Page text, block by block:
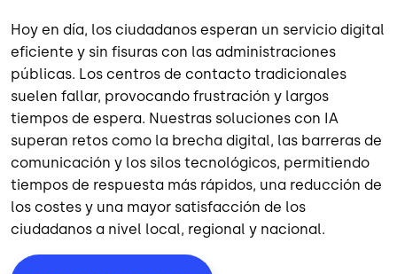
Hoy en día, los ciudadanos esperan un servicio digital
eficiente y sin fisuras con las administraciones
públicas. Los centros de contacto tradicionales
suelen fallar, provocando frustración y largos
tiempos de espera. Nuestras soluciones con IA
superan retos como la brecha digital, las barreras de
comunicación y los silos tecnológicos, permitiendo
tiempos de respuesta más rápidos, una reducción de
los costes y una mayor satisfacción de los
ciudadanos a nivel local, regional y nacional.